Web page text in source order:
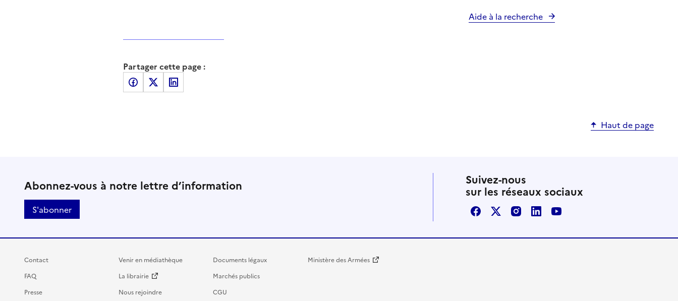
Aide à la recherche
Partager cette page :
Partager sur Facebook
Partager sur XPartager sur LinkedIn
Haut de page
Abonnez-vous à notre lettre d’information
S'abonner
Suivez-nous
sur les réseaux sociaux
FacebookX / TwitterInstagram
LinkedInYoutube
Contact
FAQ
Presse
Venir en médiathèque
La librairie
Nous rejoindre
Documents légaux
Marchés publics
CGU
Ministère des Armées